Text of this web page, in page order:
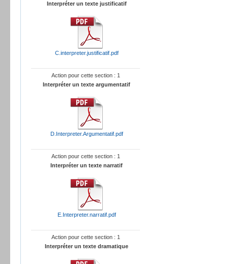
Interpréter un texte justificatif
C.interpreter.justificatif.pdf
Action pour cette section : 1
Interpréter un texte argumentatif
D.Interpreter.Argumentatif.pdf
Action pour cette section : 1
Interpréter un texte narratif
E.Interpreter.narratif.pdf
Action pour cette section : 1
Interpréter un texte dramatique